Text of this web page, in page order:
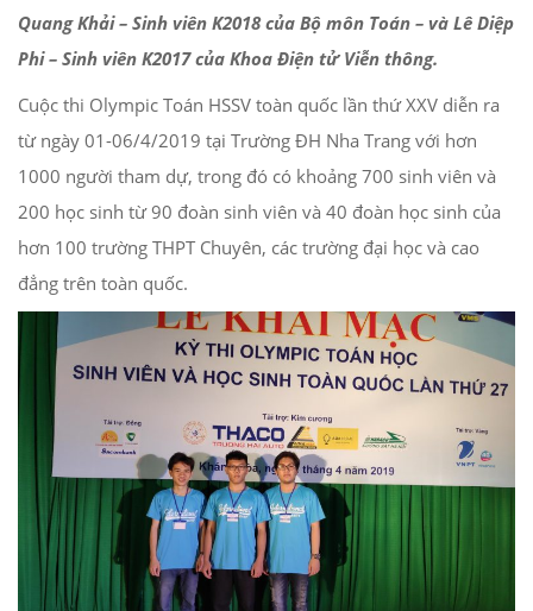
Quang Khải – Sinh viên K2018 của Bộ môn Toán – và Lê Diệp
Phi – Sinh viên K2017 của Khoa Điện tử Viễn thông.
Cuộc thi Olympic Toán HSSV toàn quốc lần thứ XXV diễn ra
từ ngày 01-06/4/2019 tại Trường ĐH Nha Trang với hơn
1000 người tham dự, trong đó có khoảng 700 sinh viên và
200 học sinh từ 90 đoàn sinh viên và 40 đoàn học sinh của
hơn 100 trường THPT Chuyên, các trường đại học và cao
đẳng trên toàn quốc.